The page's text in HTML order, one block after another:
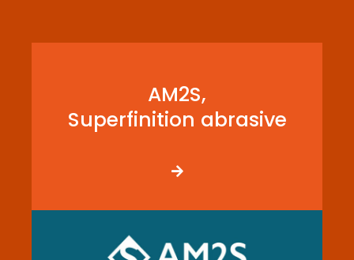
AM2S,
Superfinition abrasive